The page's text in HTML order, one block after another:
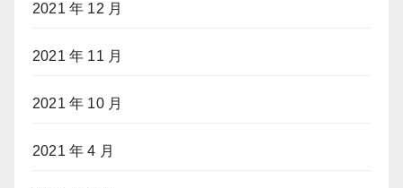
2021 年 12 月
2021 年 11 月
2021 年 10 月
2021 年 4 月